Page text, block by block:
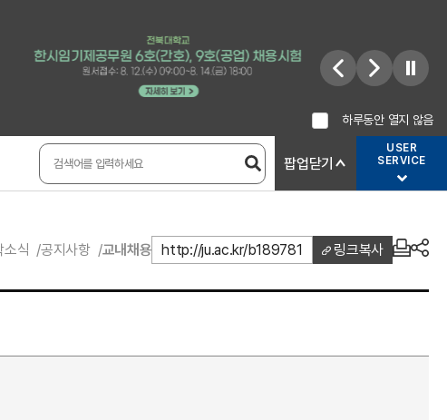
하루동안 열지 않음
팝업닫기
USER
SERVICE
소식 공지사항 교내채용 http://ju.ac.kr/b189781 링크복사